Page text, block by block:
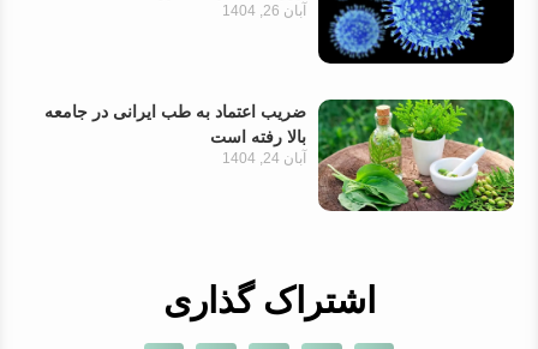
آبان 26, 1404
ضریب اعتماد به طب ایرانی در جامعه
بالا رفته است
آبان 24, 1404
اشتراک گذاری